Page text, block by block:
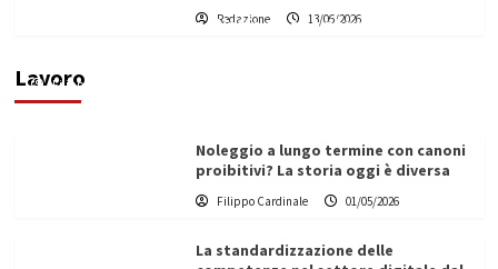
Redazione 13/06/2026
Lavoro
Vino in Italia: il giro d’affari contribuisce
Filippo Cardinale
Noleggio a lungo termine con canoni
proibitivi? La storia oggi è diversa
Filippo Cardinale 01/05/2026
La standardizzazione delle